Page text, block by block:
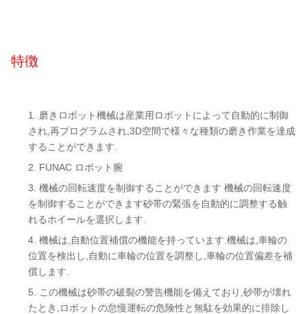
特徴
磨きロボット機械は産業用ロボットによって自動的に制御
され,再プログラムされ,3D空間で様々な種類の磨き作業を達成
することができます.
FUNAC ロボット腕
機械の回転速度を制御することができます 機械の回転速度
を制御することができます砂帯の緊張を自動的に調整する触
れるホイールを選択します.
機械は,自動位置補償の機能を持っています.機械は,車輪の
位置を検出し,自動に車輪の位置を調整し,車輪の位置偏差を補
償します.
この機械は砂帯の破裂の警告機能を備えており,砂帯が壊れ
たとき,ロボットの怠慢運転の危険性と無駄を効果的に排除し